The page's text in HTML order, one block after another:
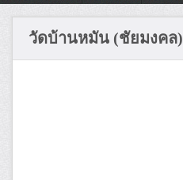
วัดบ้านหมัน (ชัยมงคล)